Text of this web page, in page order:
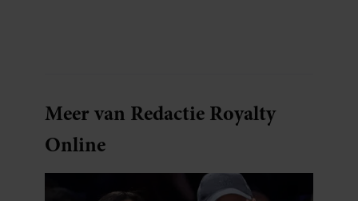
Meer van Redactie Royalty
Online